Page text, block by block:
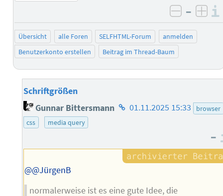
negativ
–
Übersicht alle Foren SELFHTML-Forum
anmelden
Benutzerkonto erstellen
Beitrag im Thread-Baum
Schriftgrößen
Gunnar Bittersmann Homepage
01.11.2025 15:33
browser
css
media query
–
@@JürgenB
normalerweise ist es eine gute Idee, die